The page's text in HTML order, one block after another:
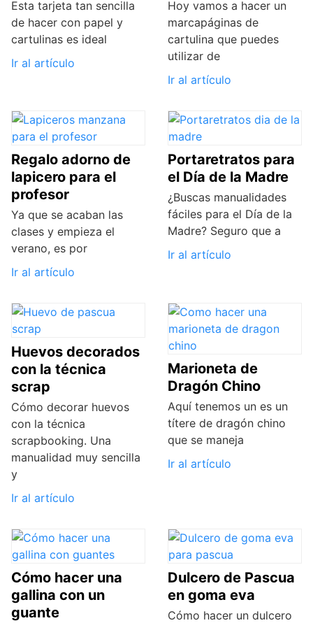
Esta tarjeta tan sencilla
de hacer con papel y
cartulinas es ideal
Ir al artículo
Hoy vamos a hacer un
marcapáginas de
cartulina que puedes
utilizar de
Ir al artículo
Regalo adorno de
lapicero para el
profesor
Ya que se acaban las
clases y empieza el
verano, es por
Ir al artículo
Portaretratos para
el Día de la Madre
¿Buscas manualidades
fáciles para el Día de la
Madre? Seguro que a
Ir al artículo
Huevos decorados
con la técnica
scrap
Cómo decorar huevos
con la técnica
scrapbooking. Una
manualidad muy sencilla
y
Ir al artículo
Marioneta de
Dragón Chino
Aquí tenemos un es un
títere de dragón chino
que se maneja
Ir al artículo
Cómo hacer una
gallina con un
guante
Dulcero de Pascua
en goma eva
Cómo hacer un dulcero